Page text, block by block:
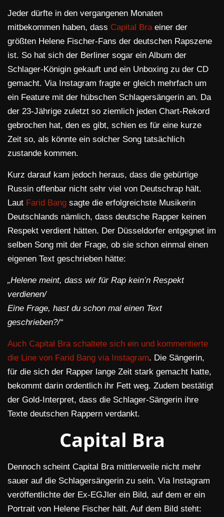
Jeder dürfte in den vergangenen Monaten
mitbekommen haben, dass Capital Braeiner der
größten Helene Fischer-Fans der deutschen Rapszene
ist. So hat sich der Berliner sogar ein Album der
Schlager-Königin gekauft und ein Unboxing zu der CD
gemacht. Via Instagram fragte er gleich mehrfach um
ein Feature mit der hübschen Schlagersängerin an. Da
der 23-Jährige zuletzt so ziemlich jeden Chart-Rekord
gebrochen hat, den es gibt, schien es für eine kurze
Zeit so, als könnte ein solcher Song tatsächlich
zustande kommen.
Kurz darauf kam jedoch heraus, dass die gebürtige
Russin offenbar nicht sehr viel von Deutschrap hält.
Laut Farid Bang sagte die erfolgreichste Musikerin
Deutschlands nämlich, dass deutsche Rapper keinen
Respekt verdient hätten. Der Düsseldorfer entgegnet im
selben Song mit der Frage, ob sie schon einmal einen
eigenen Text geschrieben hätte:
„Helene meint, dass wir für Rap kein’n Respekt
verdienen/
Eine Frage, hast du schon mal einen Text
geschrieben?/“
Auch Capital Bra schaltete sich ein und kommentierte
die Line von Farid Bang via Instagram. Die Sängerin,
für die sich der Rapper lange Zeit stark gemacht hatte,
bekommt darin ordentlich ihr Fett weg. Zudem bestätigt
der Gold-Interpret, dass die Schlager-Sängerin ihre
Texte deutschen Rappern verdankt.
Capital Bra
Dennoch scheint Capital Bra mittlerweile nicht mehr
sauer auf die Schlagersängerin zu sein. Via Instagram
veröffentlichte der Ex-EGJler ein Bild, auf dem er ein
Portrait von Helene Fischer hält. Auf dem Bild steht: